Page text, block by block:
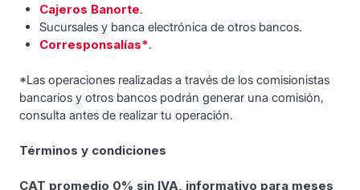
Cajeros Banorte.
Sucursales y banca electrónica de otros bancos.
Corresponsalías*.
*Las operaciones realizadas a través de los comisionistas
bancarios y otros bancos podrán generar una comisión,
consulta antes de realizar tu operación.
Términos y condiciones
CAT promedio 0% sin IVA, informativo para meses